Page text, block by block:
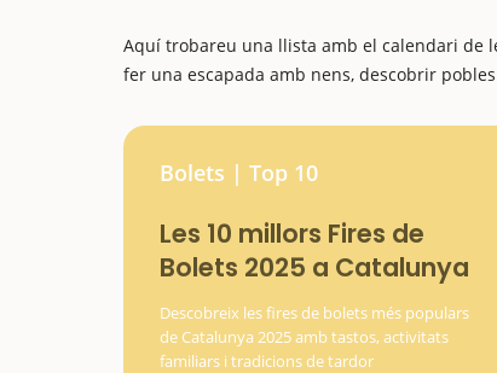
Aquí trobareu una llista amb el calendari de
fer una escapada amb nens, descobrir
Bolets | Top 10
Les 10 millors Fires de
Bolets 2025 a Catalunya
Descobreix les fires de bolets més populars
de Catalunya 2025 amb tastos, activitats
familiars i tradicions de tardor